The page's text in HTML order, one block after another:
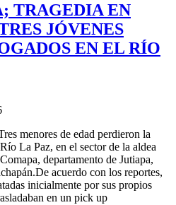
TRAGEDIA EN
JÓVENES
EN EL RÍO
menores de edad perdieron la
La Paz, en el sector de la aldea
departamento de Jutiapa,
acuerdo con los reportes,
inicialmente por sus propios
en un pick up